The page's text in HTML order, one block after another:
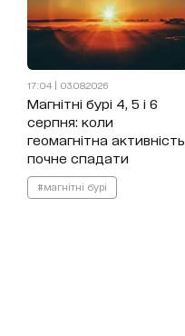
17:04 | 03.08.2026
Магнітні бурі 4, 5 і 6
серпня: коли
геомагнітна активність
почне спадати
#магнітні бурі